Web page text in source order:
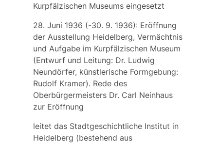
Kurpfälzischen Museums eingesetzt
28. Juni 1936 (-30. 9. 1936): Eröffnung
der Ausstellung Heidelberg, Vermächtnis
und Aufgabeim Kurpfälzischen Museum
(Entwurf und Leitung: Dr. Ludwig
Neundörfer, künstlerische Formgebung:
Rudolf Kramer). Rede des
Oberbürgermeisters Dr. Carl Neinhaus
zur Eröffnung
leitet das Stadtgeschichtliche Institut in
Heidelberg (bestehend aus